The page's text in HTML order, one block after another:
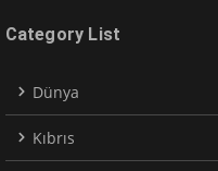
Category List
Dünya
Kıbrıs